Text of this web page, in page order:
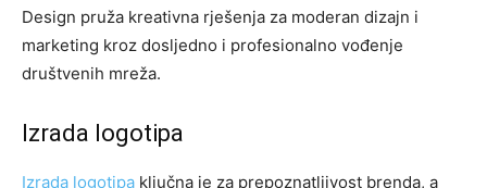
Design pruža kreativna rješenja za moderan dizajn i
marketing kroz dosljedno i profesionalno vođenje
društvenih mreža.
Izrada logotipa
Izrada logotipa ključna je za prepoznatljivost brenda, a